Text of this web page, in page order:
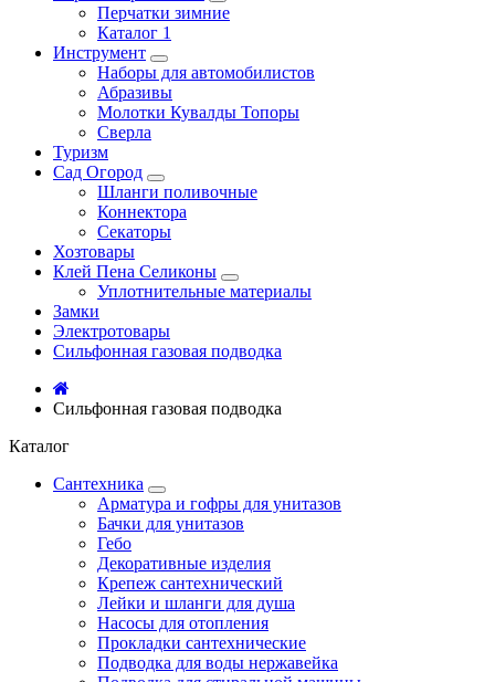
Перчатки зимние
Каталог 1
Инструмент
Наборы для автомобилистов
Абразивы
Молотки Кувалды Топоры
Сверла
Туризм
Сад Огород
Шланги поливочные
Коннектора
Секаторы
Хозтовары
Клей Пена Селиконы
Уплотнительные материалы
Замки
Электротовары
Сильфонная газовая подводка
Сильфонная газовая подводка
Каталог
Сантехника
Арматура и гофры для унитазов
Бачки для унитазов
Гебо
Декоративные изделия
Крепеж сантехнический
Лейки и шланги для душа
Насосы для отопления
Прокладки сантехнические
Подводка для воды нержавейка